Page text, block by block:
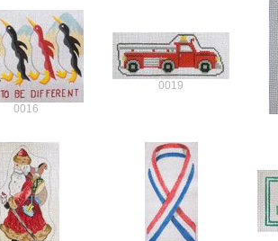
0016
0019